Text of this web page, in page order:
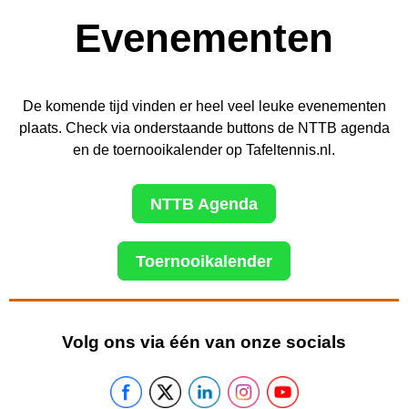
Evenementen
De komende tijd vinden er heel veel leuke evenementen
plaats. Check via onderstaande buttons de NTTB agenda
en de toernooikalender op Tafeltennis.nl.
NTTB Agenda
Toernooikalender
Volg ons via één van onze socials